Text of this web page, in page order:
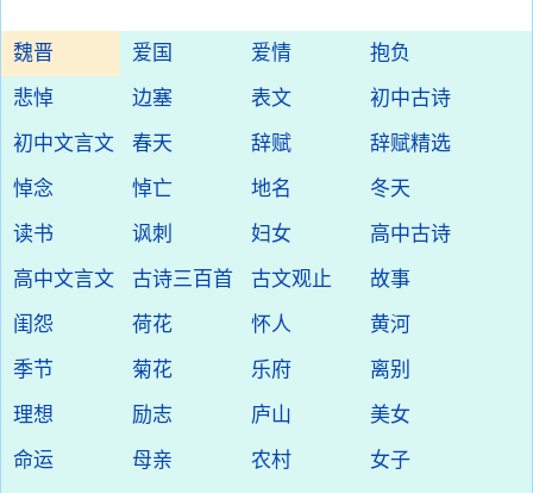
魏晋 爱国 爱情
抱负
悲悼
边塞 表文
初中古诗
初中文言文
春天 辞赋
辞赋精选
悼念
悼亡 地名
冬天
读书
讽刺 妇女
高中古诗
高中文言文
古诗三百首 古文观止
故事
闺怨
荷花 怀人
黄河
季节
菊花 乐府
离别
理想
励志 庐山
美女
命运
母亲 农村
女子